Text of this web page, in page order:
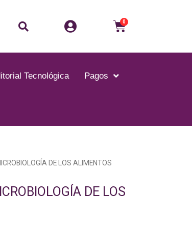
0
Tecnológica Pagos
DE LOS ALIMENTOS
DE LOS